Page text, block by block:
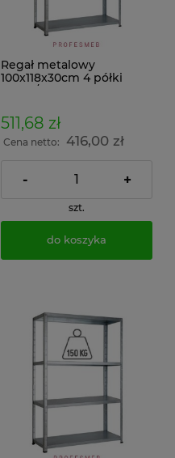
Regał metalowy
100x118x30cm 4 półki
100kg/p ocynkowany
dokumenty w archiwum i
do magazynu
511,68 zł
Cena netto: 416,00 zł
- +
szt.
do koszyka